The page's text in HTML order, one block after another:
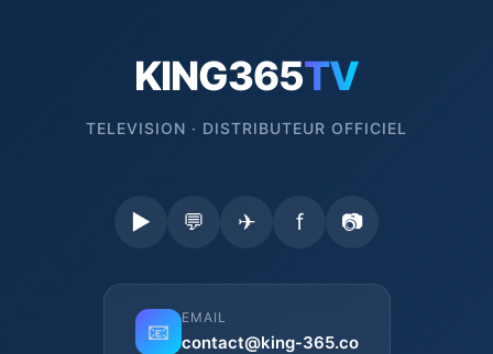
KING365TV
TELEVISION · DISTRIBUTEUR OFFICIEL
▶ 💬 ✈ f 📷
📧
EMAIL
contact@king-365.co